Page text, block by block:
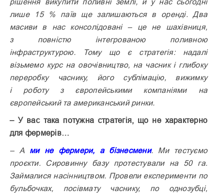
лише 15 % паїв ще залишаються в оренді. Два
масиви в нас консолідовані – це не шахівниця,
з повністю інтегрованою поливною
інфраструктурою. Тому що є стратегія: надалі
візьмемо курс на овочівництво, на часник і глибоку
переробку часнику, його сублімацію, вижимку
і роботу з європейськими компаніями на
європейський та американський ринки.
– У вас така потужна стратегія, що не характерно
для фермерів…
– Ами не фермери, а бізнесмени. Ми тестуємо
проєкти. Сировинну базу протестували на 50 га.
Займалися насінництвом. Провели експерименти по
бульбочках, посівмату часнику, по однозубці,